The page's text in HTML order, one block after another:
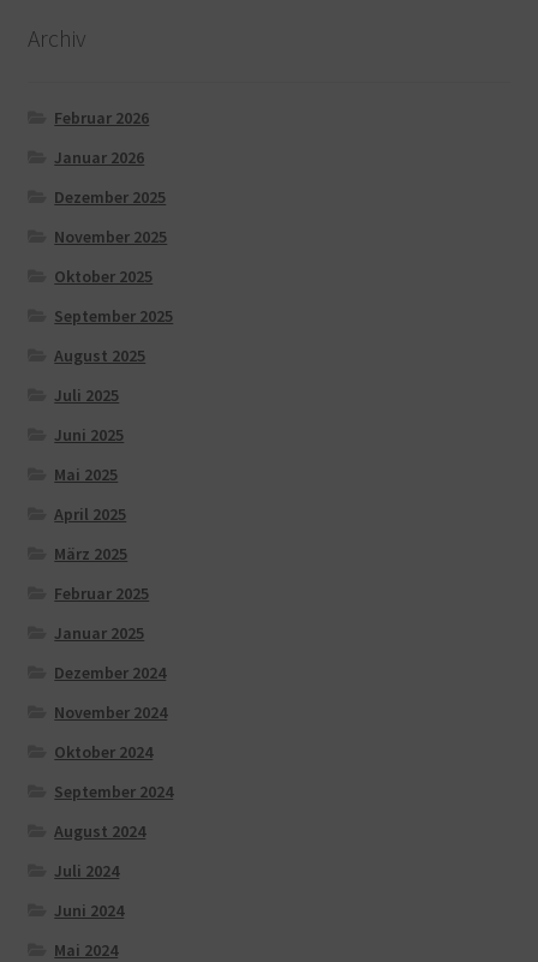
Archiv
Februar 2026
Januar 2026
Dezember 2025
November 2025
Oktober 2025
September 2025
August 2025
Juli 2025
Juni 2025
Mai 2025
April 2025
März 2025
Februar 2025
Januar 2025
Dezember 2024
November 2024
Oktober 2024
September 2024
August 2024
Juli 2024
Juni 2024
Mai 2024